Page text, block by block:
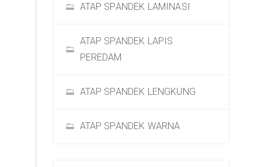
ATAP SPANDEK LAMINASI
ATAP SPANDEK LAPIS
PEREDAM
ATAP SPANDEK LENGKUNG
ATAP SPANDEK WARNA